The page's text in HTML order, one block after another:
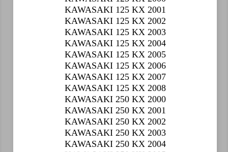
KAWASAKI 125 KX 2001
KAWASAKI 125 KX 2002
KAWASAKI 125 KX 2003
KAWASAKI 125 KX 2004
KAWASAKI 125 KX 2005
KAWASAKI 125 KX 2006
KAWASAKI 125 KX 2007
KAWASAKI 125 KX 2008
KAWASAKI 250 KX 2000
KAWASAKI 250 KX 2001
KAWASAKI 250 KX 2002
KAWASAKI 250 KX 2003
KAWASAKI 250 KX 2004